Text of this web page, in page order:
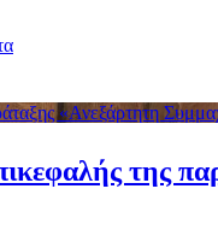
«Ανεξάρτητη
της